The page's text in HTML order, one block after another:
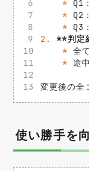
* Q1
* Q2
* Q3
2.
**判定
* 全
* 途
変更後の全
使い勝手を